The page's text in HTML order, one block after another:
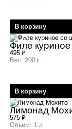
В корзину
Филе
495 ₽
Вес: 200 г
В корзину
Лимонад
575 ₽
Объем: 1 л